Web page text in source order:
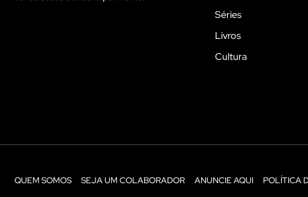
Séries
Livros
Cultura
QUEM SOMOS SEJA UM COLABORADOR ANUNCIE AQUI POLÍTICA